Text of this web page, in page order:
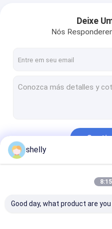
Deixe
Nós
shelly
Good day, what product are